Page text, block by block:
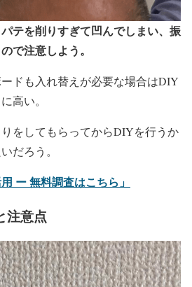
テを削りすぎて凹んでしまい、振
で注意しよう。
ドも入れ替えが必要な場合はDIY
高い。
をしてもらってからDIYを行うか
だろう。
ー 無料調査はこちら」
注意点